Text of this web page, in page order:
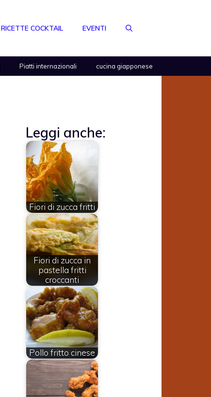
RICETTE COCKTAIL EVENTI
Piatti internazionali cucina giapponese
Leggi anche:
Fiori di zucca fritti
Fiori di zucca in
pastella fritti
croccanti
Pollo fritto cinese